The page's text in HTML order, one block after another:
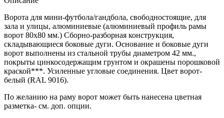
Ворота для мини-футбола/гандбола, свободностоящие, для
зала и улицы, алюминиевые (алюминиевый профиль рамы
ворот 80х80 мм.) Сборно-разборная конструкция,
складывающиеся боковые дуги. Основание и боковые дуги
ворот выполнены из стальной трубы диаметром 42 мм.,
покрыты цинкосодержащим грунтом и окрашены порошковой
краской***. Усиленные угловые соединения. Цвет ворот-
белый (RAL 9016).
По желанию на раму ворот может быть нанесена цветная
разметка- см. доп. опции.